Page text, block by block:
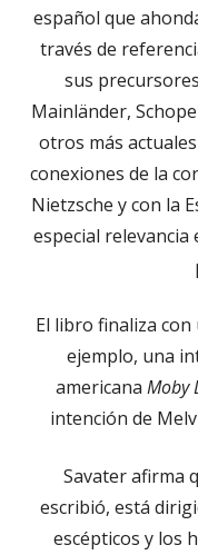
español que
través de
sus
Mainländer,
otros más
conexiones de la
Nietzsche y con la
especial
El libro finaliza
ejemplo, una
americana Moby
intención de
Savater afirma
escribió, está
escépticos y los